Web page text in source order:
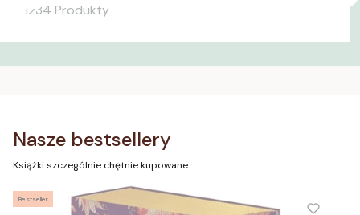
1234 Produkty
Nasze bestsellery
Książki szczególnie chętnie kupowane
Bestseller